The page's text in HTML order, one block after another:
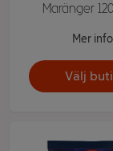
Maränger
Mer info
Välj